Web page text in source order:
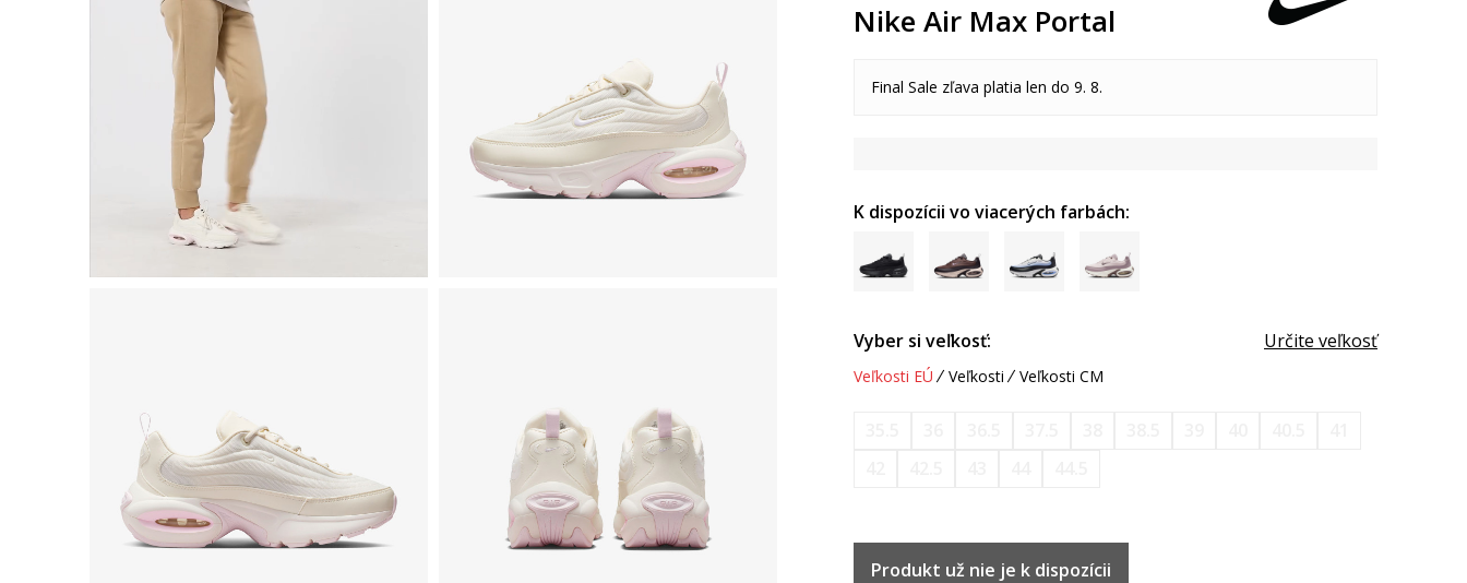
Nike Air Max Portal
Final Sale zľava platia len do 9. 8.
K dispozícii vo viacerých farbách:
Vyber si veľkosť: Určite veľkosť
Veľkosti EÚ Veľkosti Veľkosti CM
Produkt už nie je k dispozícii